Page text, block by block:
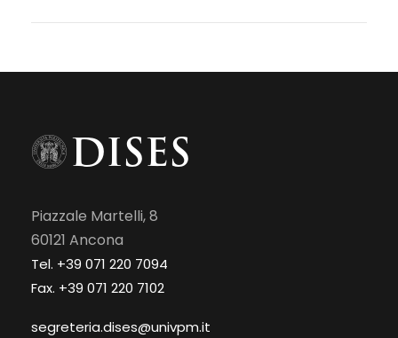
Piazzale Martelli, 8
60121 Ancona
Tel. +39 071 220 7094
Fax. +39 071 220 7102
segreteria.dises@univpm.it